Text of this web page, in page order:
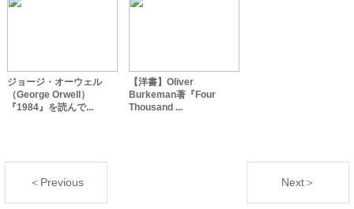
ジョージ・オーウェル
（George Orwell）
『1984』を読んで...
【洋書】Oliver
Burkeman著『Four
Thousand ...
＜Previous Next＞